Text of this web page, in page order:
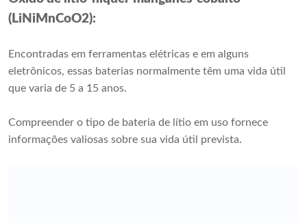
(LiNiMnCoO2):
Encontradas em ferramentas elétricas e em alguns
eletrônicos, essas baterias normalmente têm uma vida útil
que varia de 5 a 15 anos.
Compreender o tipo de bateria de lítio em uso fornece
informações valiosas sobre sua vida útil prevista.